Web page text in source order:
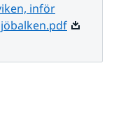
inför
Pdf,